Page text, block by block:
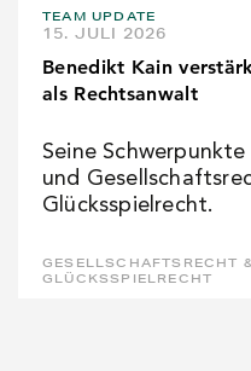
TEAM UPDATE
15. JULI 2026
Benedikt Kain
als Rechtsanwalt
Seine
und
Glücksspielrecht.
GESELLSCHAFTSRECHT
GLÜCKSSPIELRECHT